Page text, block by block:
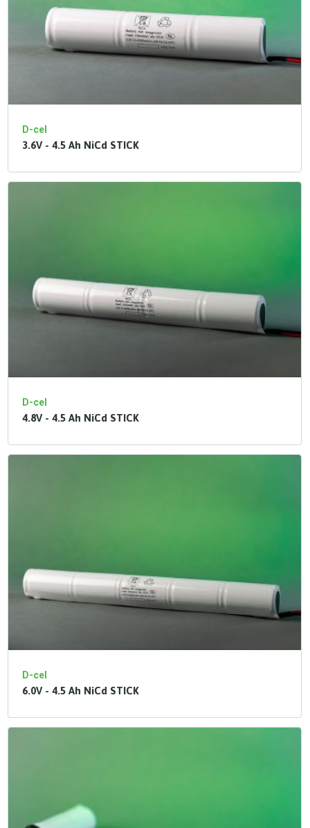
D-cel
3.6V - 4.5 Ah NiCd STICK
D-cel
4.8V - 4.5 Ah NiCd STICK
D-cel
6.0V - 4.5 Ah NiCd STICK